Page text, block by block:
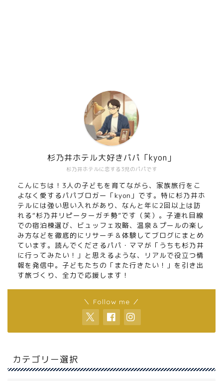
杉乃井ホテルに恋する3児のパパです
杉乃井ホテル大好きパパ「kyon」
こんにちは！3人の子どもを育てながら、家族旅行をこ
よなく愛するパパブロガー「kyon」です。特に杉乃井ホ
テルには強い思い入れがあり、なんと年に2回以上は訪
れる“杉乃井リピーターガチ勢”です（笑）。子連れ目線
での宿泊棟選び、ビュッフェ攻略、温泉＆プールの楽し
み方などを徹底的にリサーチ＆体験してブログにまとめ
ています。読んでくださるパパ・ママが「うちも杉乃井
に行ってみたい！」と思えるような、リアルで役立つ情
報を発信中。子どもたちの「また行きたい！」を引き出
す旅づくり、全力で応援します！
＼ Follow me ／
カテゴリー選択